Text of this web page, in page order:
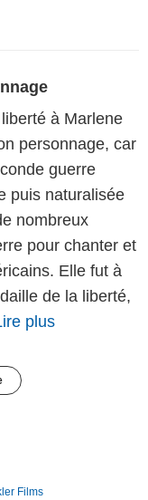
à Marlene
personnage, car
guerre
puis naturalisée
nombreux
pour chanter et
Elle fut à
de la liberté,
plus
Films